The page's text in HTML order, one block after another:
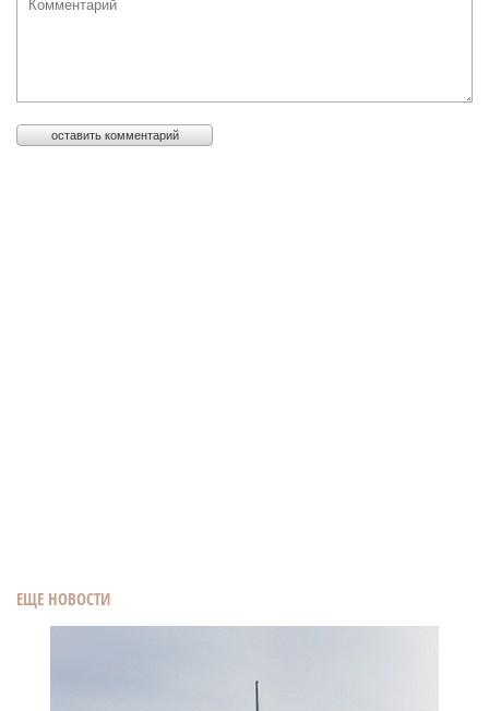
ЕЩЕ НОВОСТИ